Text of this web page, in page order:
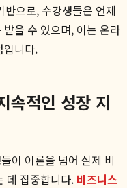
으로, 수강생들은 언제
을 수 있으며, 이는 온라
입니다.
속적인 성장 지
이 이론을 넘어 실제 비
데 집중합니다. 비즈니스